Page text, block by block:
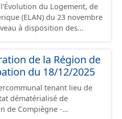
du Logement, de
(ELAN) du 23 novembre
à disposition des
lutter prioritairement contre
vise une
centre-ville dont elle
de logements, de locaux
plus globalement le tissu
vie attractif propice au
de la Région de
du 18/12/2025
tenant lieu de
dématérialisé de
de Compiègne -